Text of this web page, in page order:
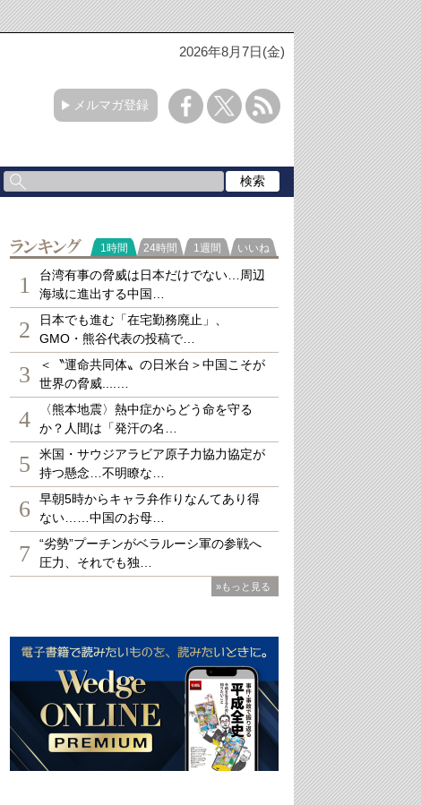
2026年8月7日(金)
メルマガ登録
ランキング
1時間 24時間 1週間 いいね
1
台湾有事の脅威は日本だけでない…周辺
海域に進出する中国…
2
日本でも進む「在宅勤務廃止」、
GMO・熊谷代表の投稿で…
3
＜〝運命共同体〟の日米台＞中国こそが
世界の脅威....…
4
〈熊本地震〉熱中症からどう命を守る
か？人間は「発汗の名…
5
米国・サウジアラビア原子力協力協定が
持つ懸念…不明瞭な…
6
早朝5時からキャラ弁作りなんてあり得
ない……中国のお母…
7
“劣勢”プーチンがベラルーシ軍の参戦へ
圧力、それでも独…
»もっと見る